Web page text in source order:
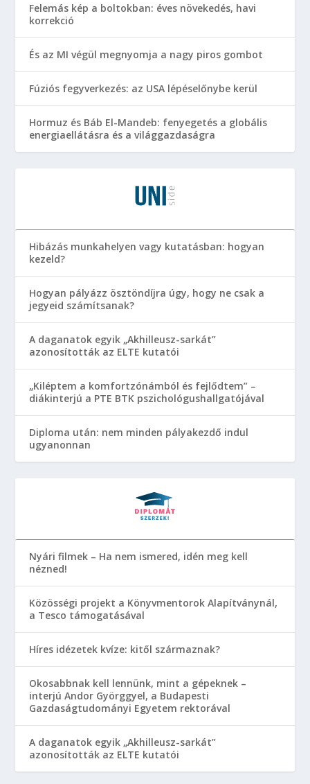
Felemás kép a boltokban: éves növekedés, havi
korrekció
És az MI végül megnyomja a nagy piros gombot
Fúziós fegyverkezés: az USA lépéselőnybe kerül
Hormuz és Báb El-Mandeb: fenyegetés a globális
energiaellátásra és a világgazdaságra
Hibázás munkahelyen vagy kutatásban: hogyan
kezeld?
Hogyan pályázz ösztöndíjra úgy, hogy ne csak a
jegyeid számítsanak?
A daganatok egyik „Akhilleusz-sarkát”
azonosították az ELTE kutatói
„Kiléptem a komfortzónámból és fejlődtem” –
diákinterjú a PTE BTK pszichológushallgatójával
Diploma után: nem minden pályakezdő indul
ugyanonnan
Nyári filmek – Ha nem ismered, idén meg kell
nézned!
Közösségi projekt a Könyvmentorok Alapítványnál,
a Tesco támogatásával
Híres idézetek kvíze: kitől származnak?
Okosabbnak kell lennünk, mint a gépeknek –
interjú Andor Györggyel, a Budapesti
Gazdaságtudományi Egyetem rektorával
A daganatok egyik „Akhilleusz-sarkát”
azonosították az ELTE kutatói